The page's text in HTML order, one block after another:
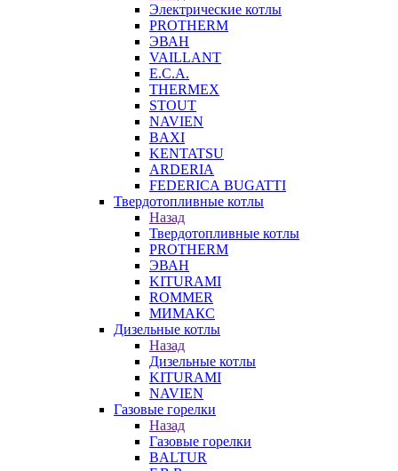
Электрические котлы
PROTHERM
ЭВАН
VAILLANT
E.C.A.
THERMEX
STOUT
NAVIEN
BAXI
KENTATSU
ARDERIA
FEDERICА BUGATTI
Твердотопливные котлы
Назад
Твердотопливные котлы
PROTHERM
ЭВАН
KITURAMI
ROMMER
МИМАКС
Дизельные котлы
Назад
Дизельные котлы
KITURAMI
NAVIEN
Газовые горелки
Назад
Газовые горелки
BALTUR